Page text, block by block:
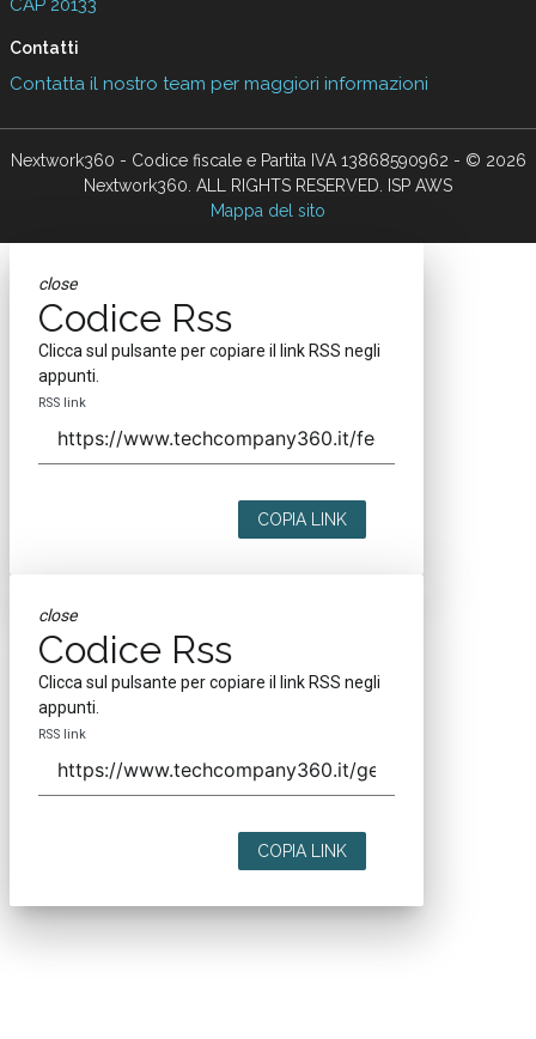
Contatti
Contatta il nostro team per maggiori informazioni
Nextwork360 - Codice fiscale e Partita IVA 13868590962 - © 2026
Nextwork360. ALL RIGHTS RESERVED. ISP AWS
Mappa del sito
close
Codice Rss
Clicca sul pulsante per copiare il link RSS negli
appunti.
RSS link
COPIA LINK
close
Codice Rss
Clicca sul pulsante per copiare il link RSS negli
appunti.
RSS link
COPIA LINK